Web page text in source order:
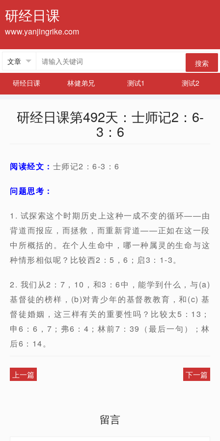
研经日课
www.yanjingrike.com
搜索
研经日课
林健弟兄 测试1 测试2
研经日课第492天：士师记2：6-
3：6
阅读经文： 士师记2：6-3：6
问题思考：
1. 试探索这个时期历史上这种一成不变的循环——由
背道而报应，而拯救，而重新背道——正如在这一段
中所概括的。在个人生命中，哪一种属灵的生命与这
种情形相似呢？比较西2：5，6；启3：1-3。
2. 我们从2：7，10，和3：6中，能学到什么，与(a)
基督徒的榜样，(b)对青少年的基督教教育，和(c) 基
督徒婚姻，这三样有关的重要性吗？比较太5：13；
申6：6，7；弗6：4；林前7：39（最后一句）；林
后6：14。
上一篇 下一篇
留言